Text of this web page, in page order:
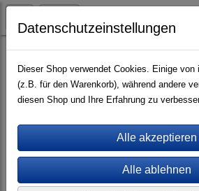
Videos (mp4) Seminar-Mitschnitte
Datenschutzeinstellungen
Dieser Shop verwendet Cookies. Einige von
(z.B. für den Warenkorb), während andere
diesen Shop und Ihre Erfahrung zu